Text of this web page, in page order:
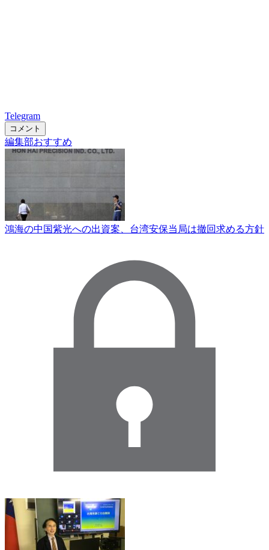
Telegram
コメント
編集部おすすめ
鴻海の中国紫光への出資案、台湾安保当局は撤回求める方針